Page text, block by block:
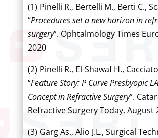
(1) Pinelli R., Bertelli M., Berti C.,
“Procedures set a new horizon in
surgery”. Ophtalmology Times
2020
(2) Pinelli R., El-Shawaf H.,
“Feature Story: P Curve Presbyopic
Concept in Refractive Surgery”.
Refractive Surgery Today, August
(3) Garg As., Alio J.L., Surgical